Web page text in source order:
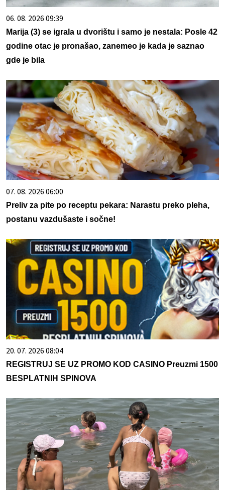
06. 08. 2026 09:39
Marija (3) se igrala u dvorištu i samo je nestala: Posle 42
godine otac je pronašao, zanemeo je kada je saznao
gde je bila
07. 08. 2026 06:00
Preliv za pite po receptu pekara: Narastu preko pleha,
postanu vazdušaste i sočne!
20. 07. 2026 08:04
REGISTRUJ SE UZ PROMO KOD CASINO Preuzmi 1500
BESPLATNIH SPINOVA